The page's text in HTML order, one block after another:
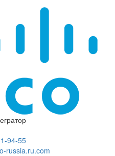
94-55
russia.ru.com